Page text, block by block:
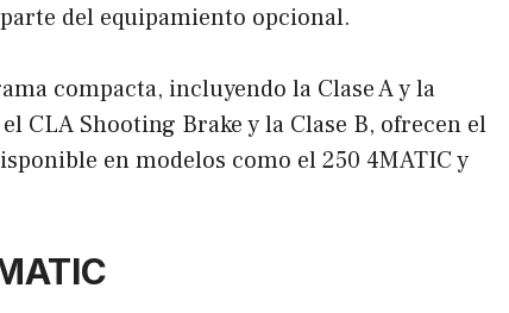
del equipamiento opcional.
compacta, incluyendo la Clase A y la
CLA Shooting Brake y la Clase B, ofrecen el
en modelos como el 250 4MATIC y